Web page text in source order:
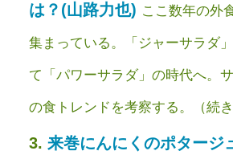
は？(山路力也) ここ数年の外
集まっている。「ジャーサラダ
て「パワーサラダ」の時代へ。
の食トレンドを考察する。（続
来巻にんにくのポター